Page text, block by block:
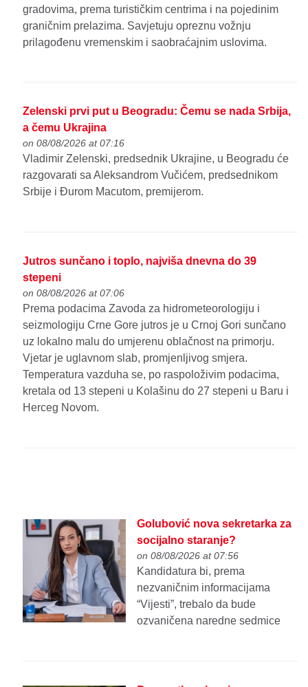
gradovima, prema turističkim centrima i na pojedinim
graničnim prelazima. Savjetuju opreznu vožnju
prilagođenu vremenskim i saobraćajnim uslovima.
Zelenski prvi put u Beogradu: Čemu se nada Srbija,
a čemu Ukrajina
on 08/08/2026 at 07:16
Vladimir Zelenski, predsednik Ukrajine, u Beogradu će
razgovarati sa Aleksandrom Vučićem, predsednikom
Srbije i Đurom Macutom, premijerom.
Jutros sunčano i toplo, najviša dnevna do 39
stepeni
on 08/08/2026 at 07:06
Prema podacima Zavoda za hidrometeorologiju i
seizmologiju Crne Gore jutros je u Crnoj Gori sunčano
uz lokalno malu do umjerenu oblačnost na primorju.
Vjetar je uglavnom slab, promjenljivog smjera.
Temperatura vazduha se, po raspoloživim podacima,
kretala od 13 stepeni u Kolašinu do 27 stepeni u Baru i
Herceg Novom.
Golubović nova sekretarka za
socijalno staranje?
on 08/08/2026 at 07:56
Kandidatura bi, prema
nezvaničnim informacijama
“Vijesti”, trebalo da bude
ozvaničena naredne sedmice